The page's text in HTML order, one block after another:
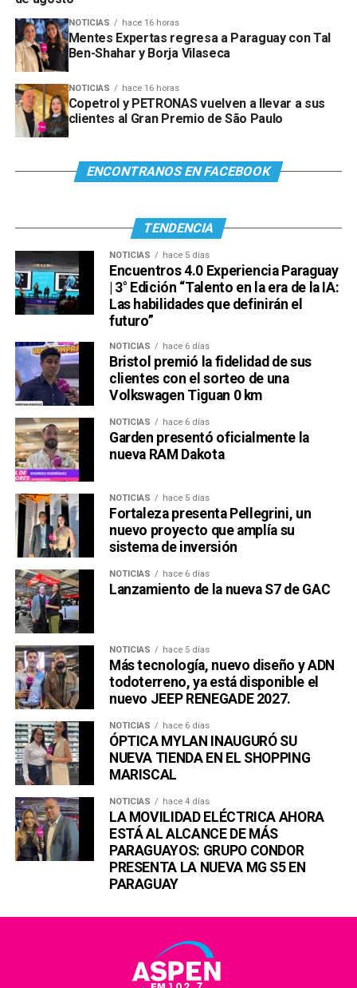
NOTICIAS hace 16 horas
Mentes Expertas regresa a Paraguay con Tal
Ben-Shahar y Borja Vilaseca
NOTICIAS hace 16 horas
Copetrol y PETRONAS vuelven a llevar a sus
clientes al Gran Premio de São Paulo
ENCONTRANOS EN FACEBOOK
TENDENCIA
NOTICIAS hace 5 días
Encuentros 4.0 Experiencia Paraguay
| 3° Edición “Talento en la era de la IA:
Las habilidades que definirán el
futuro”
NOTICIAS hace 6 días
Bristol premió la fidelidad de sus
clientes con el sorteo de una
Volkswagen Tiguan 0 km
NOTICIAS hace 6 días
Garden presentó oficialmente la
nueva RAM Dakota
NOTICIAS hace 5 días
Fortaleza presenta Pellegrini, un
nuevo proyecto que amplía su
sistema de inversión
NOTICIAS hace 6 días
Lanzamiento de la nueva S7 de GAC
NOTICIAS hace 5 días
Más tecnología, nuevo diseño y ADN
todoterreno, ya está disponible el
nuevo JEEP RENEGADE 2027.
NOTICIAS hace 6 días
ÓPTICA MYLAN INAUGURÓ SU
NUEVA TIENDA EN EL SHOPPING
MARISCAL
NOTICIAS hace 4 días
LA MOVILIDAD ELÉCTRICA AHORA
ESTÁ AL ALCANCE DE MÁS
PARAGUAYOS: GRUPO CONDOR
PRESENTA LA NUEVA MG S5 EN
PARAGUAY